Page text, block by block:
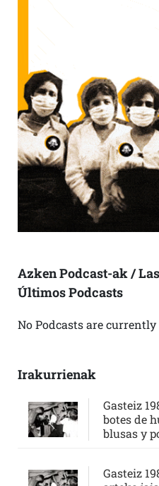
Azken Podcast-ak /
Últimos Podcasts
No Podcasts are
Irakurrienak
Gasteiz
botes de
blusas y
Gasteiz